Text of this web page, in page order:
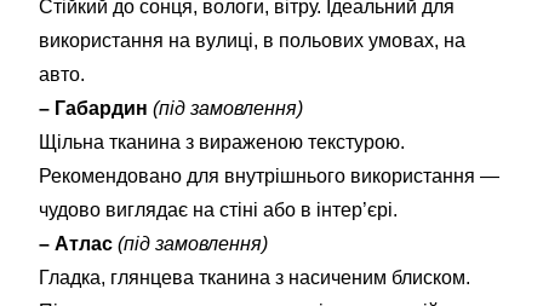
Стійкий до сонця, вологи, вітру. Ідеальний для
використання на вулиці, в польових умовах, на
авто.
– Габардин (під замовлення)
Щільна тканина з вираженою текстурою.
Рекомендовано для внутрішнього використання —
чудово виглядає на стіні або в інтер’єрі.
– Атлас (під замовлення)
Гладка, глянцева тканина з насиченим блиском.